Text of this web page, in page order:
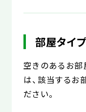
部屋タイ
空きのあるお部
は、該当するお
ださい。